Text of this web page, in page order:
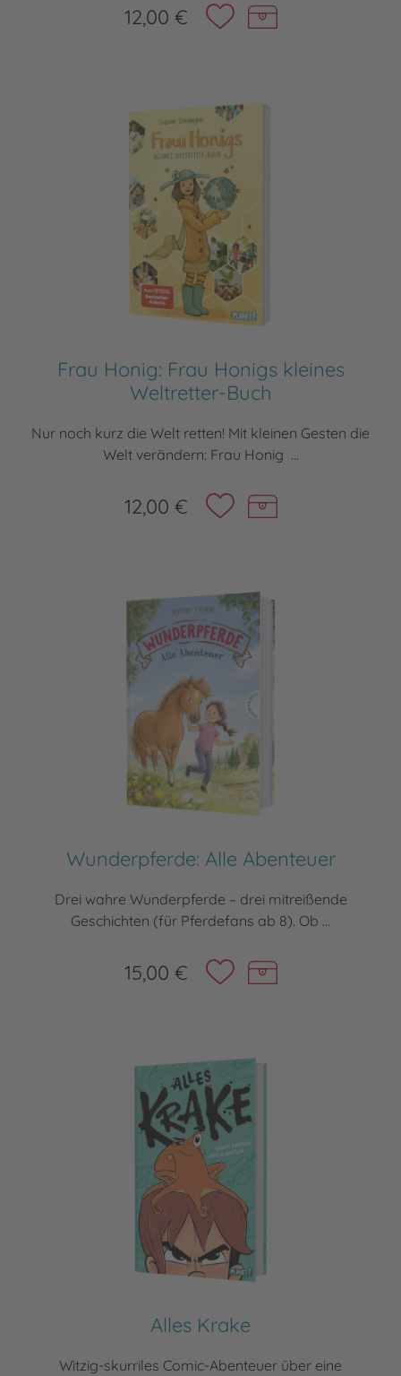
12,00 €
Frau Honig: Frau Honigs kleines
Weltretter-Buch
Nur noch kurz die Welt retten! Mit kleinen Gesten die
Welt verändern: Frau Honig ...
12,00 €
Wunderpferde: Alle Abenteuer
Drei wahre Wunderpferde – drei mitreißende
Geschichten (für Pferdefans ab 8). Ob ...
15,00 €
Alles Krake
Witzig-skurriles Comic-Abenteuer über eine